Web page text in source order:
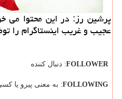
پرشین رز: در این محتوا می
عجیب و غریب اینستاگرام را
FOLLOWER: دنبال کننده
FOLLOWING: به معنی پیرو یا